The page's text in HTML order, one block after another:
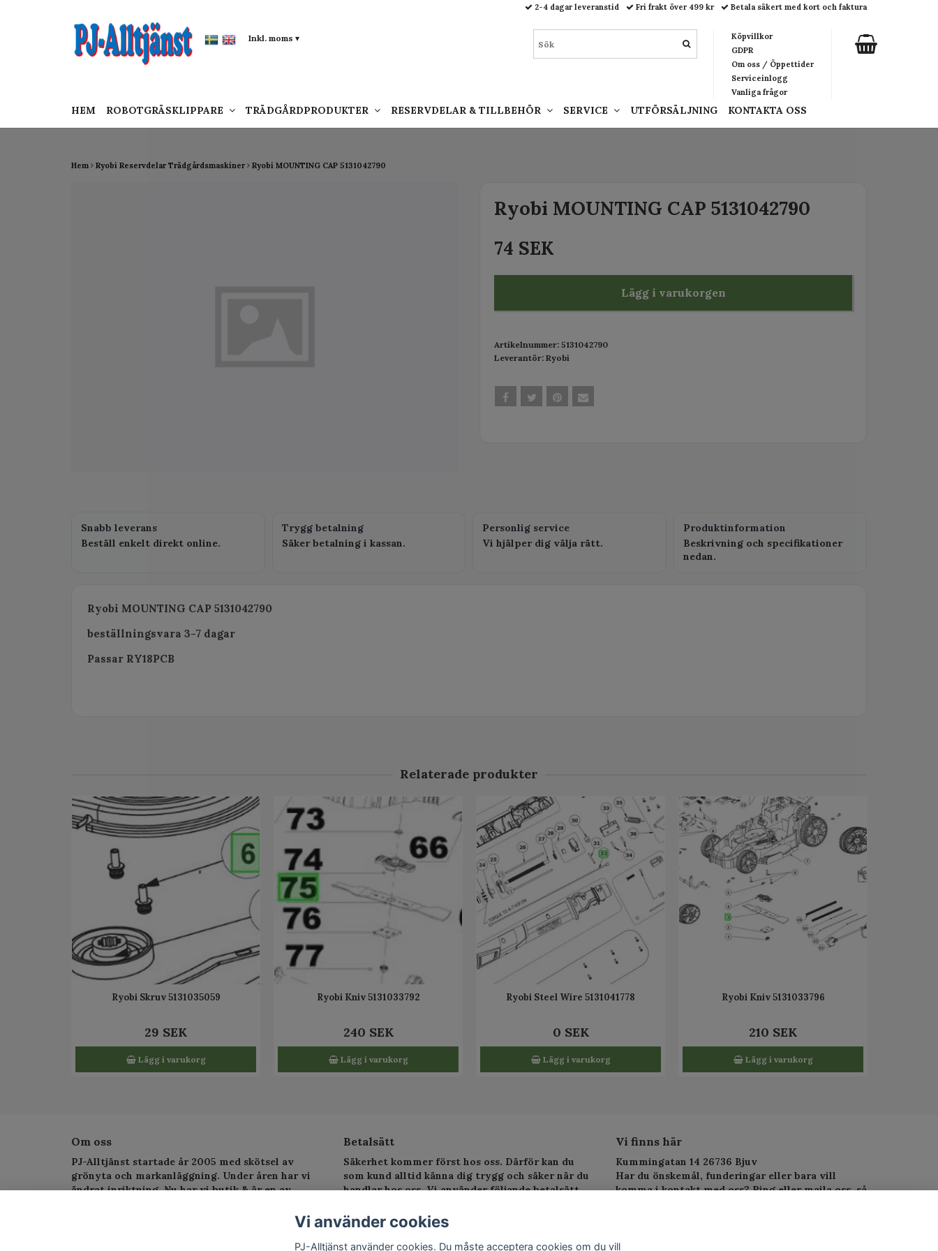
Hem Ryobi Reservdelar Trädgårdsmaskiner Ryobi MOUNTING CAP 5131042790
Ryobi MOUNTING CAP 5131042790
74 SEK
Lägg i varukorgen
Artikelnummer: 5131042790
Leverantör: Ryobi
Snabb leverans
Beställ enkelt direkt online.
Trygg betalning
Säker betalning i kassan.
Personlig service
Vi hjälper dig välja rätt.
Produktinformation
Beskrivning och specifikationer
nedan.
Ryobi MOUNTING CAP 5131042790
beställningsvara 3-7 dagar
Passar RY18PCB
Relaterade produkter
Ryobi Skruv 5131035059
29 SEK
Lägg i varukorg
Ryobi Kniv 5131033792
240 SEK
Lägg i varukorg
Ryobi Steel Wire 5131041778
0 SEK
Lägg i varukorg
Ryobi Kniv 5131033796
210 SEK
Lägg i varukorg
Om oss
PJ-Alltjänst startade år 2005 med skötsel av
grönyta och markanläggning. Under åren har vi
ändrat inriktning. Nu har vi butik & är en av
Betalsätt
Säkerhet kommer först hos oss. Därför kan du
som kund alltid känna dig trygg och säker när du
handlar hos oss. Vi använder följande betalsätt.
Vi finns här
Kummingatan 14 26736 Bjuv
Har du önskemål, funderingar eller bara vill
komma i kontakt med oss? Ring eller maila oss, så
Vi använder cookies
PJ-Alltjänst använder cookies. Du måste acceptera cookies om du vill
Inkl. moms ▾
2-4 dagar leveranstid Fri frakt över 499 kr Betala säkert med kort och faktura
Köpvillkor
GDPR
Om oss / Öppettider
Serviceinlogg
Vanliga frågor
HEM ROBOTGRÄSKLIPPARE TRÄDGÅRDPRODUKTER RESERVDELAR & TILLBEHÖR SERVICE UTFÖRSÄLJNING KONTAKTA OSS